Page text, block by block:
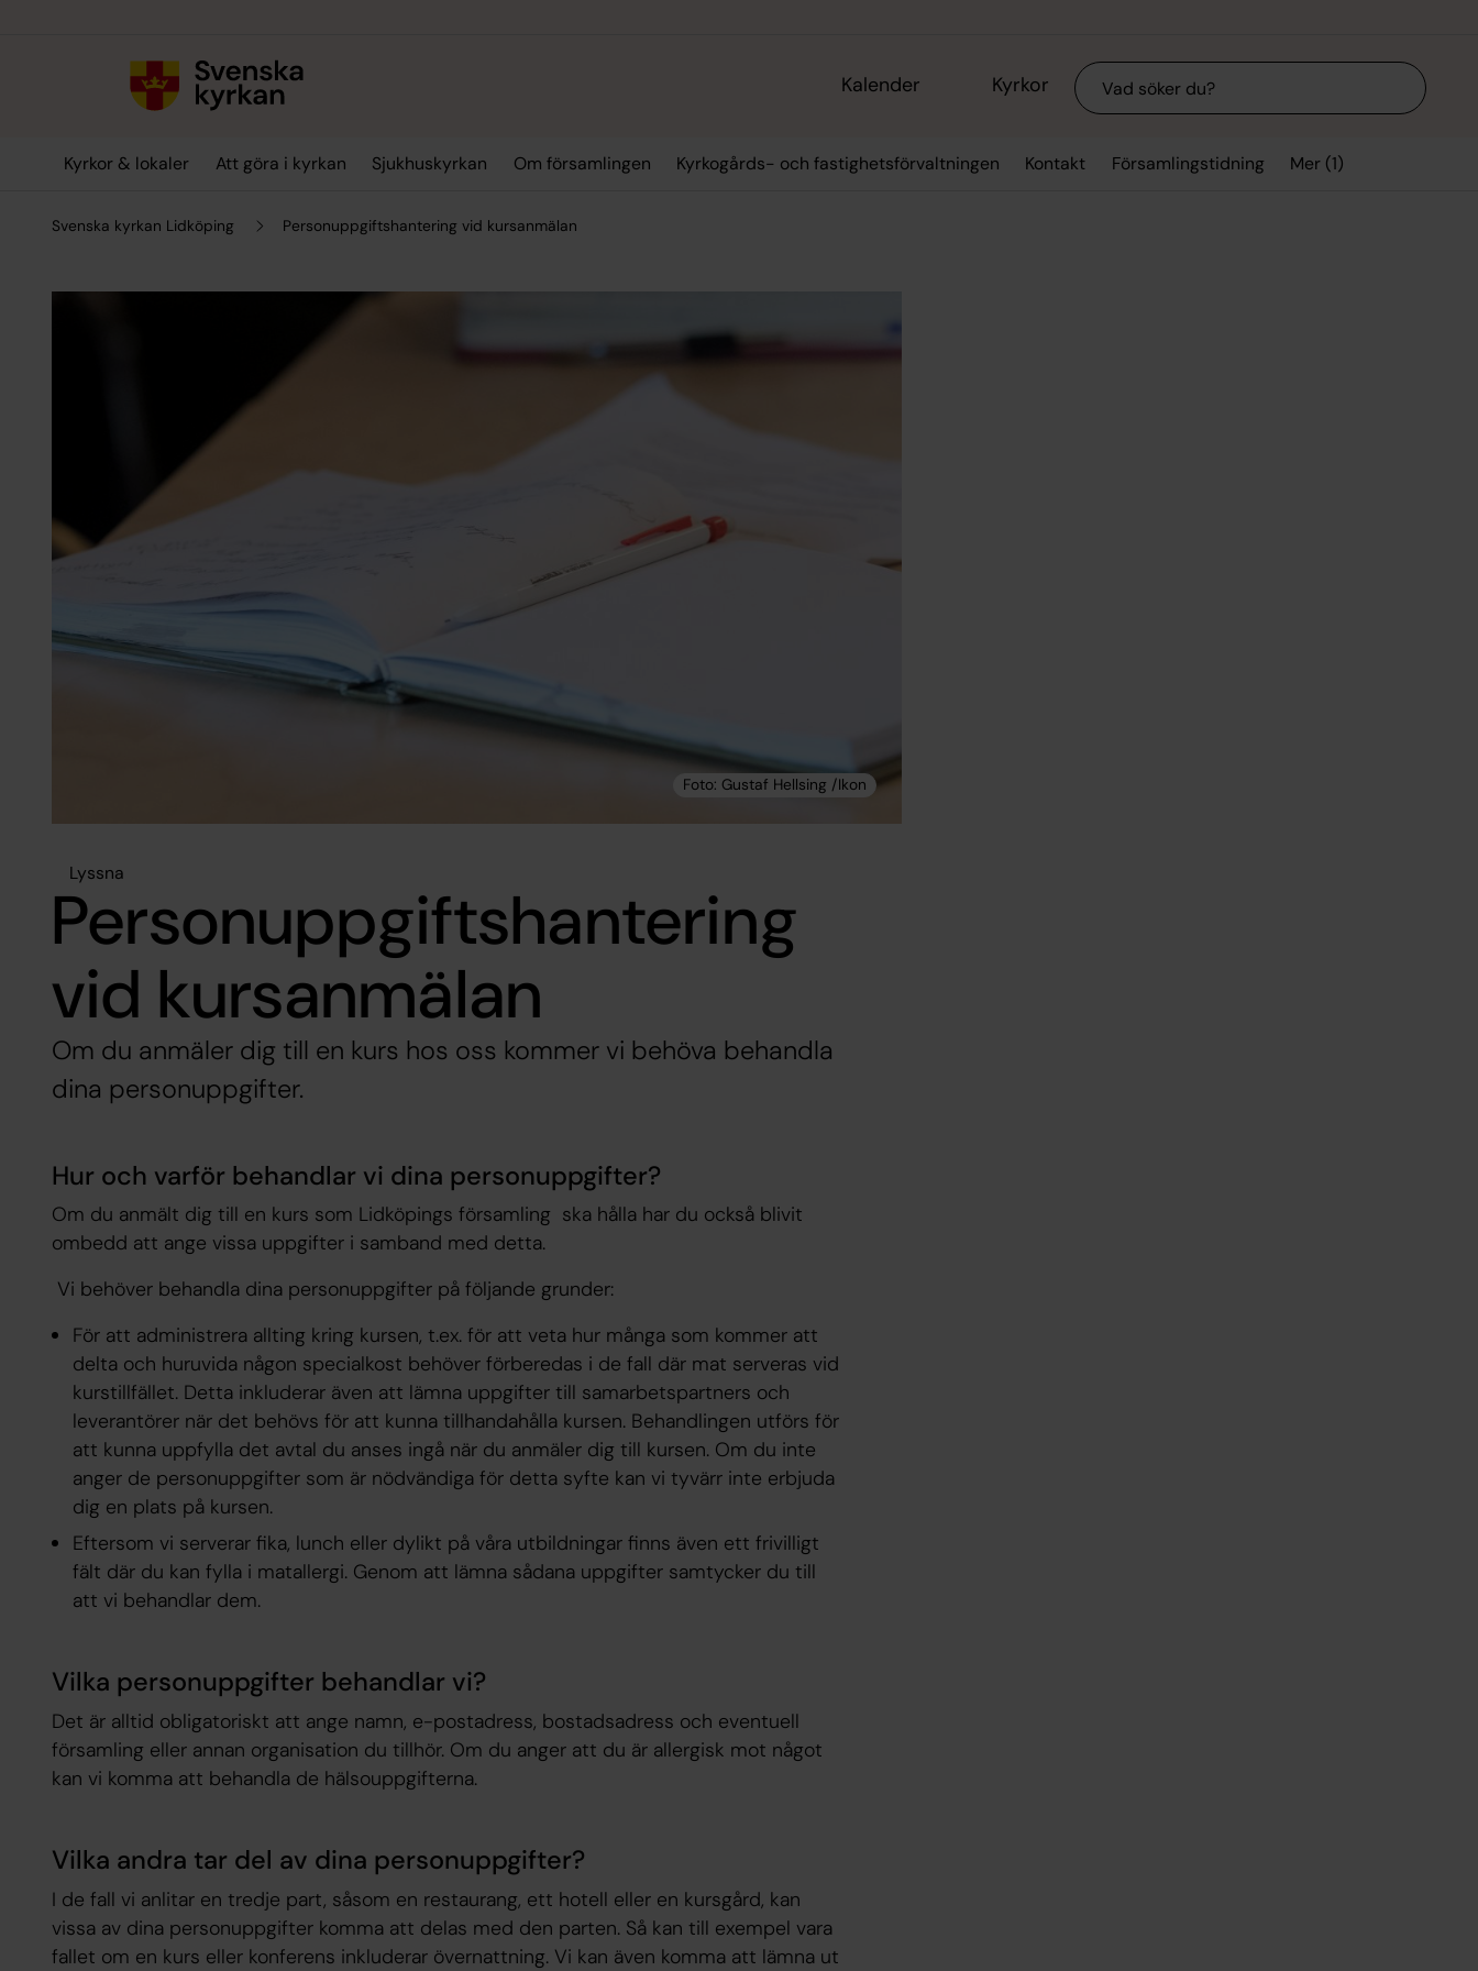
Kalender Kyrkor Sök
Kyrkor & lokaler Att göra i kyrkan Sjukhuskyrkan Om församlingen Kyrkogårds- och fastighetsförvaltningen Kontakt Församlingstidning Mer (1)
Svenska kyrkan Lidköping Personuppgiftshantering vid kursanmälan
Lyssna
Personuppgiftshantering
vid kursanmälan
Om du anmäler dig till en kurs hos oss kommer vi behöva behandla
dina personuppgifter.
Hur och varför behandlar vi dina personuppgifter?
Om du anmält dig till en kurs som Lidköpings församling ska hålla har du också blivit
ombedd att ange vissa uppgifter i samband med detta.
Vi behöver behandla dina personuppgifter på följande grunder:
För att administrera allting kring kursen, t.ex. för att veta hur många som kommer att
delta och huruvida någon specialkost behöver förberedas i de fall där mat serveras vid
kurstillfället. Detta inkluderar även att lämna uppgifter till samarbetspartners och
leverantörer när det behövs för att kunna tillhandahålla kursen. Behandlingen utförs för
att kunna uppfylla det avtal du anses ingå när du anmäler dig till kursen. Om du inte
anger de personuppgifter som är nödvändiga för detta syfte kan vi tyvärr inte erbjuda
dig en plats på kursen.
Eftersom vi serverar fika, lunch eller dylikt på våra utbildningar finns även ett frivilligt
fält där du kan fylla i matallergi. Genom att lämna sådana uppgifter samtycker du till
att vi behandlar dem.
Vilka personuppgifter behandlar vi?
Det är alltid obligatoriskt att ange namn, e-postadress, bostadsadress och eventuell
församling eller annan organisation du tillhör. Om du anger att du är allergisk mot något
kan vi komma att behandla de hälsouppgifterna.
Vilka andra tar del av dina personuppgifter?
I de fall vi anlitar en tredje part, såsom en restaurang, ett hotell eller en kursgård, kan
vissa av dina personuppgifter komma att delas med den parten. Så kan till exempel vara
fallet om en kurs eller konferens inkluderar övernattning. Vi kan även komma att lämna ut